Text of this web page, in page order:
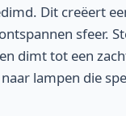
Dit creëert
sfeer.
dimt tot een
lampen die